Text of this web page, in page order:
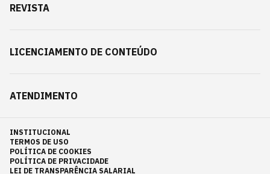
REVISTA
LICENCIAMENTO DE CONTEÚDO
ATENDIMENTO
INSTITUCIONAL
TERMOS DE USO
POLÍTICA DE COOKIES
POLÍTICA DE PRIVACIDADE
LEI DE TRANSPARÊNCIA SALARIAL